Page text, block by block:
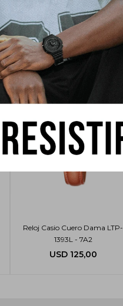
Reloj Casio Cuero Dama LTP-
1393L - 7A2
USD 125,00